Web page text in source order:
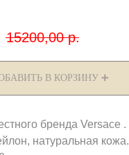
15200,00 р.
В КОРЗИНУ ➕
бренда Versace .
натуральная кожа.